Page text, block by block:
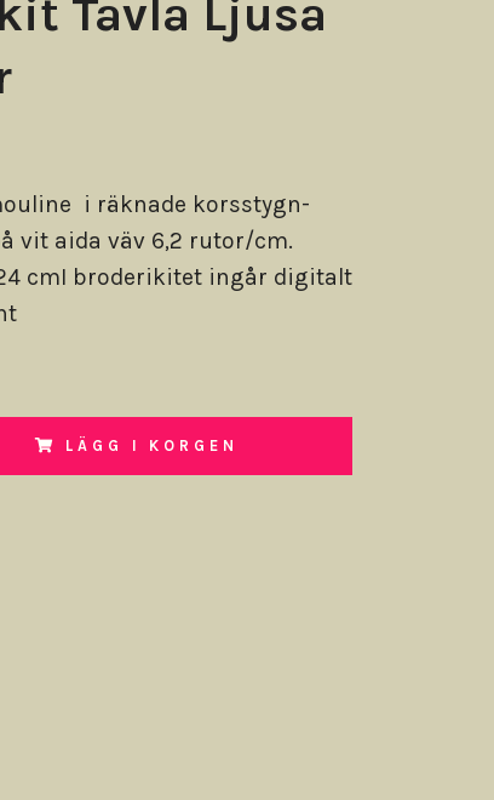
Tavla Ljusa
i räknade korsstygn-
vit aida väv 6,2 rutor/cm.
cmI broderikitet ingår digitalt
LÄGG I KORGEN